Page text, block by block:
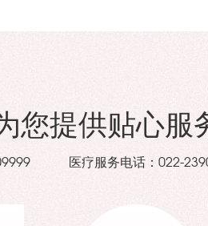
您提供贴心服
医疗服务电话： 022-